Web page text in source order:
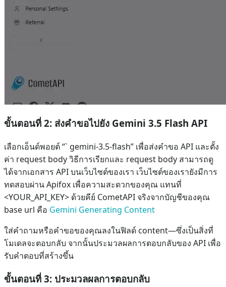
ขั้นตอนที่ 2: ส่งคำขอไปยัง Gemini 3.5 Flash API
เลือกเอ็นด์พอยต์ “` gemini-3.5-flash” เพื่อส่งคำขอ API และตั้ง
ค่า request body วิธีการเรียกและ request body สามารถดู
ได้จากเอกสาร API บนเว็บไซต์ของเรา เว็บไซต์ของเรายังมีการ
ทดสอบผ่าน Apifox เพื่อความสะดวกของคุณ แทนที่
<YOUR_API_KEY> ด้วยคีย์ CometAPI จริงจากบัญชีของคุณ
base url คือ Gemini Generating Content
ใส่คำถามหรือคำขอของคุณลงในฟิลด์ content—ซึ่งเป็นสิ่งที่
โมเดลจะตอบกลับ จากนั้นประมวลผลการตอบกลับของ API เพื่อ
รับคำตอบที่สร้างขึ้น
ขั้นตอนที่ 3: ประมวลผลการตอบกลับ